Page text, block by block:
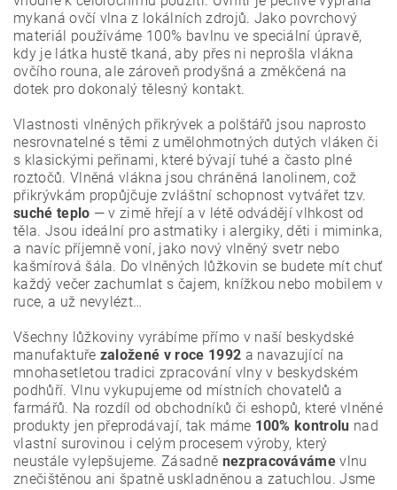
mykaná ovčí vlna z lokálních zdrojů. Jako povrchový
materiál používáme 100% bavlnu ve speciální úpravě,
kdy je látka hustě tkaná, aby přes ni neprošla vlákna
ovčího rouna, ale zároveň prodyšná a změkčená na
dotek pro dokonalý tělesný kontakt.
Vlastnosti vlněných přikrývek a polštářů jsou naprosto
nesrovnatelné s těmi z umělohmotných dutých vláken či
s klasickými peřinami, které bývají tuhé a často plné
roztočů. Vlněná vlákna jsou chráněná lanolinem, což
přikrývkám propůjčuje zvláštní schopnost vytvářet tzv.
suché teplo — v zimě hřejí a v létě odvádějí vlhkost od
těla. Jsou ideální pro astmatiky i alergiky, děti i miminka,
a navíc příjemně voní, jako nový vlněný svetr nebo
kašmírová šála. Do vlněných lůžkovin se budete mít chuť
každý večer zachumlat s čajem, knížkou nebo mobilem v
ruce, a už nevylézt…
Všechny lůžkoviny vyrábíme přímo v naší beskydské
manufaktuře založené v roce 1992 a navazující na
mnohasetletou tradici zpracování vlny v beskydském
podhůří. Vlnu vykupujeme od místních chovatelů a
farmářů. Na rozdíl od obchodníků či eshopů, které vlněné
produkty jen přeprodávají, tak máme 100% kontrolu nad
vlastní surovinou i celým procesem výroby, který
neustále vylepšujeme. Zásadně nezpracováváme vlnu
znečištěnou ani špatně uskladněnou a zatuchlou. Jsme